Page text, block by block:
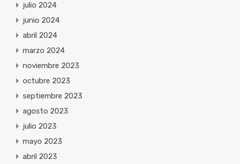
julio 2024
junio 2024
abril 2024
marzo 2024
noviembre 2023
octubre 2023
septiembre 2023
agosto 2023
julio 2023
mayo 2023
abril 2023